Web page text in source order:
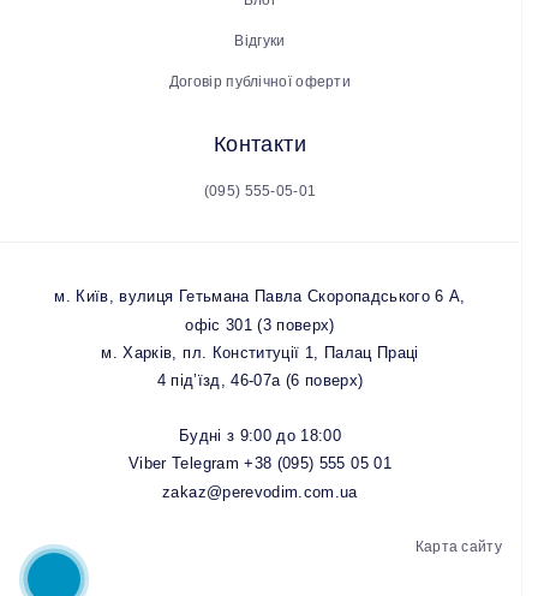
Відгуки
Договір публічної оферти
Контакти
(095) 555-05-01
м. Київ, вулиця Гетьмана Павла Скоропадського 6 А,
офіс 301 (3 поверх)
м. Харків, пл. Конституції 1, Палац Праці
4 під’їзд, 46-07а (6 поверх)
Будні з 9:00 до 18:00
Viber Telegram+38 (095) 555 05 01
zakaz@perevodim.com.ua
Карта сайту